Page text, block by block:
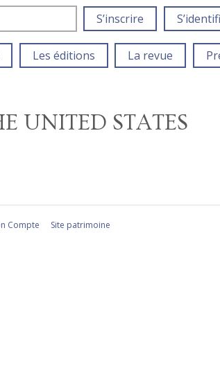
S’inscrire
Les éditions La revue
UNITED STATES
Compte Site patrimoine